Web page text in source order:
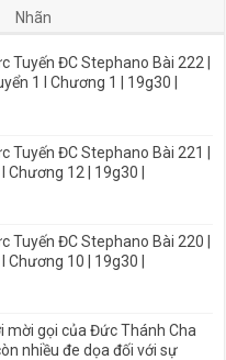
Nhãn
Tuyến ĐC Stephano Bài 222 |
1 I Chương 1 | 19g30 |
Tuyến ĐC Stephano Bài 221 |
Chương 12 | 19g30 |
Tuyến ĐC Stephano Bài 220 |
Chương 10 | 19g30 |
mời gọi của Đức Thánh Cha
nhiều đe dọa đối với sự